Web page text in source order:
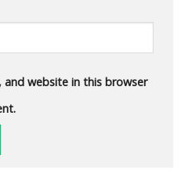
and website in this browser